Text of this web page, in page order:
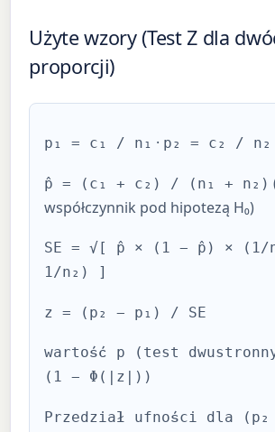
Użyte wzory (Test Z dla
proporcji)
p₁ = c₁ / n₁ · p₂ = c₂ / n₂
p̂ = (c₁ + c₂) / (n₁ + n₂)
współczynnik pod hipotezą H₀)
SE = √[ p̂ × (1 − p̂) × (1/
1/n₂) ]
z = (p₂ − p₁) / SE
wartość p (test
(1 − Φ(|z|))
Przedział ufności dla